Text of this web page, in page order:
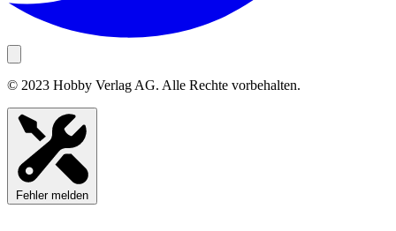
© 2023 Hobby Verlag AG. Alle Rechte vorbehalten.
Fehler melden